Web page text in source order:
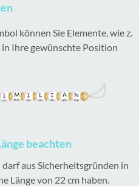
können Sie Elemente, wie z.
Ihre gewünschte Position
beachten
aus Sicherheitsgründen in
Länge von 22 cm haben.